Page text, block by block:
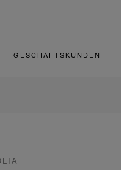
GESCHÄFTSKUNDEN